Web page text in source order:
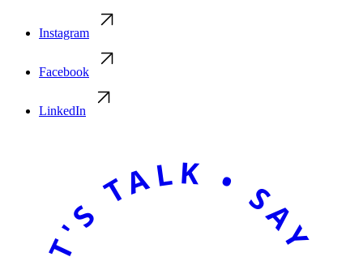
Instagram
Facebook
LinkedIn